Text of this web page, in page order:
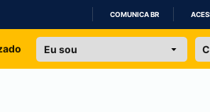
IR
COMUNICA BR